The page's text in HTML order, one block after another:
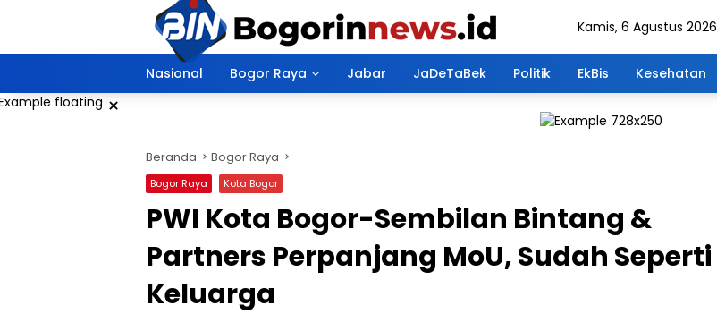
Kamis, 6 Agustus 2026
Nasional Bogor Raya Jabar JaDeTaBek Politik EkBis Kesehatan
×
Beranda Bogor Raya
Bogor Raya Kota Bogor
PWI Kota Bogor-Sembilan Bintang &
Partners Perpanjang MoU, Sudah Seperti
Keluarga